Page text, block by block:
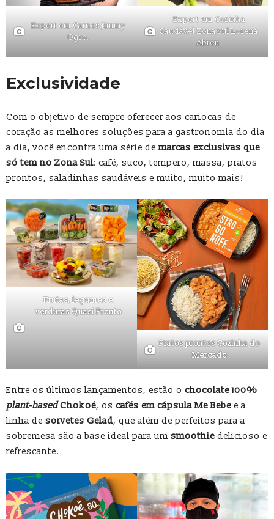
Expert em Carnes Jimmy
Ogro.
Expert em Cozinha
Saudável Zona Sul Lorena
Abreu.
Exclusividade
Com o objetivo de sempre oferecer aos cariocas de
coração as melhores soluções para a gastronomia do dia
a dia, você encontra uma série de marcas exclusivas que
só tem no Zona Sul: café, suco, tempero, massa, pratos
prontos, saladinhas saudáveis e muito, muito mais!
Frutas, legumes e
verduras Quasi Pronto
Pratos prontos Cozinha do
Mercado
Entre os últimos lançamentos, estão o chocolate 100%
plant-basedChokoé, os cafés em cápsula Me Bebe e a
linha de sorvetes Gelad, que além de perfeitos para a
sobremesa são a base ideal para um smoothie delicioso e
refrescante.